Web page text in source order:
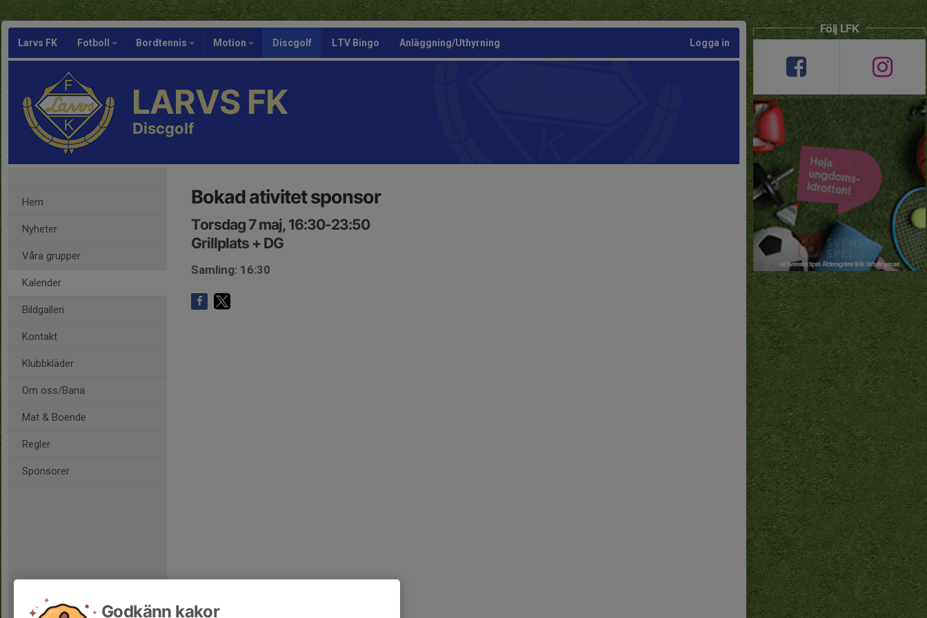
Larvs FK Fotboll Bordtennis Motion Discgolf LTV Bingo Anläggning/Uthyrning Logga in
LARVS FK
Discgolf
Hem
Nyheter
Våra grupper
Kalender
Bildgalleri
Kontakt
Klubbkläder
Om oss/Bana
Mat & Boende
Regler
Sponsorer
Bokad ativitet sponsor
Torsdag 7 maj, 16:30-23:50
Grillplats + DG
Samling: 16:30
Följ LFK
Godkänn kakor